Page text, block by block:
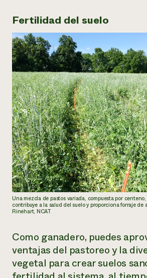
Fertilidad del suelo
Una mezcla de pastos variada, compuesta por centeno,
contribuye a la salud del suelo y proporciona forraje de
Rinehart, NCAT
Como ganadero, puedes
ventajas del pastoreo y la
vegetal para crear suelos